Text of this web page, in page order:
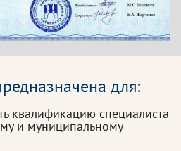
для:
квалификацию специалиста
и муниципальному